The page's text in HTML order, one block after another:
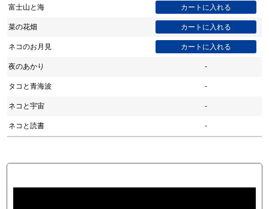
富士山と海
菜の花畑
ネコのお月見
夜のあかり -
タコと青海波 -
ネコと宇宙 -
ネコと読書 -